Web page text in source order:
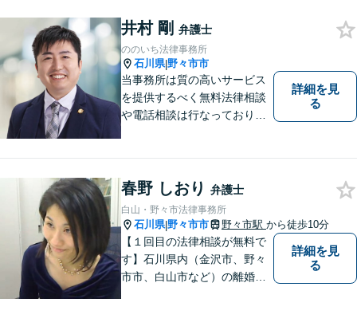
井村 剛 弁護士
ののいち法律事務所
石川県|野々市市
当事務所は質の高いサービス
を提供するべく無料法律相談
や電話相談は行なっておりま
回収「スピード対応」／企業
法務「顧問契約も可能」【夜
間・休日面談可】【完全個
室】
詳細を見
る
春野 しおり 弁護士
白山・野々市法律事務所
石川県|野々市市 野々市駅 から徒歩10分
【１回目の法律相談が無料で
す】石川県内（金沢市、野々
市市、白山市など）の離婚、
詳細を見
る